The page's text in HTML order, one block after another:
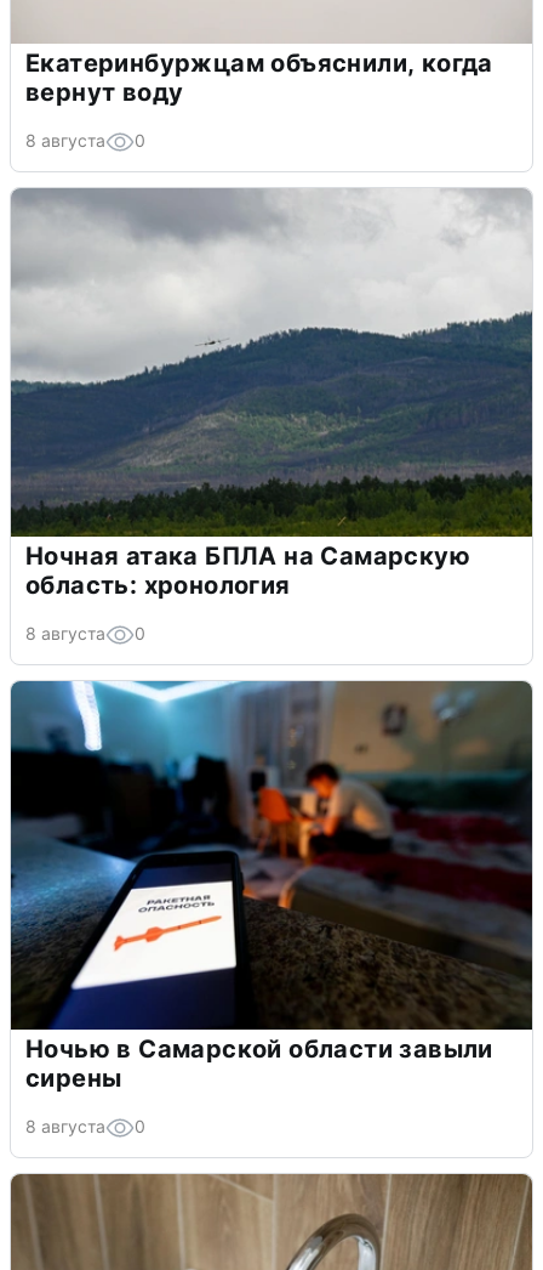
Екатеринбуржцам объяснили, когда
вернут воду
8 августа 0
Ночная атака БПЛА на Самарскую
область: хронология
8 августа 0
Ночью в Самарской области завыли
сирены
8 августа 0